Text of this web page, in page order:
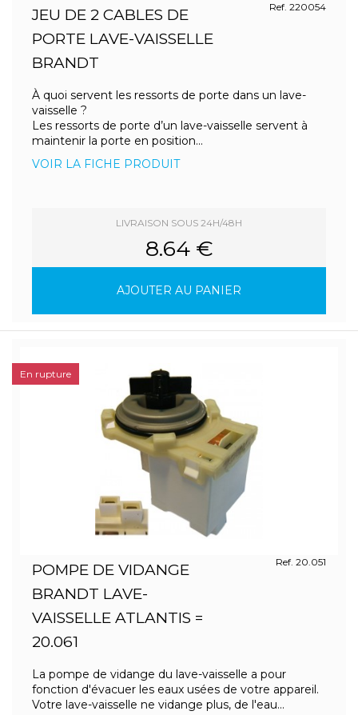
JEU DE 2 CABLES DE
PORTE LAVE-VAISSELLE
BRANDT
Ref. 220054
À quoi servent les ressorts de porte dans un lave-
vaisselle ?
Les ressorts de porte d’un lave-vaisselle servent à
maintenir la porte en position...
VOIR LA FICHE PRODUIT
LIVRAISON SOUS 24H/48H
8.64 €
AJOUTER AU PANIER
POMPE DE VIDANGE
BRANDT LAVE-
VAISSELLE ATLANTIS =
20.061
Ref. 20.051
La pompe de vidange du lave-vaisselle a pour
fonction d'évacuer les eaux usées de votre appareil.
Votre lave-vaisselle ne vidange plus, de l'eau...
En rupture